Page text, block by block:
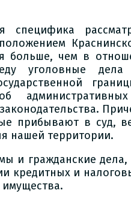
специфика
больше, чем в
уголовные
прибывают в суд,
нашей территории.
и гражданские
кредитных и